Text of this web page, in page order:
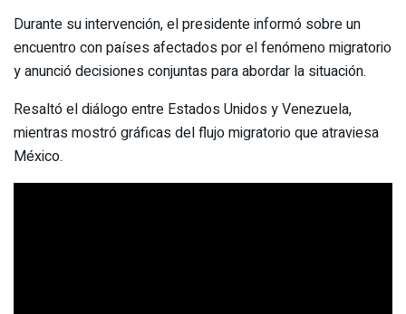
Durante su intervención, el presidente informó sobre un
encuentro con países afectados por el fenómeno migratorio
y anunció decisiones conjuntas para abordar la situación.
Resaltó el diálogo entre Estados Unidos y Venezuela,
mientras mostró gráficas del flujo migratorio que atraviesa
México.